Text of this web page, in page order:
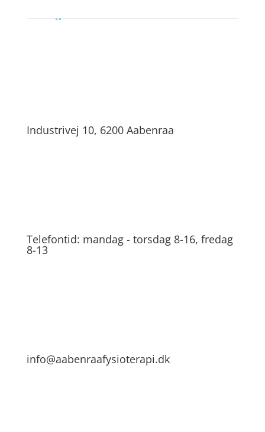
Industrivej 10, 6200 Aabenraa
Telefontid: mandag - torsdag 8-16, fredag
8-13
info@aabenraafysioterapi.dk